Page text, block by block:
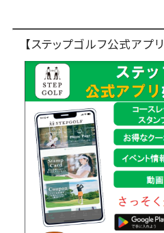
【ステップゴルフ公式アプリ